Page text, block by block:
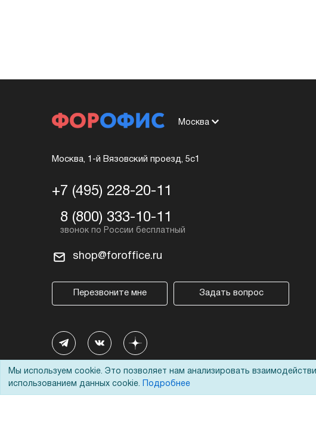
Москва
Москва, 1-й Вязовский проезд, 5с1
+7 (495) 228-20-11
8 (800) 333-10-11
shop@foroffice.ru
Перезвоните мне Задать вопрос
Мы используем cookie. Это позволяет нам анализировать
использованием данных cookie.
Подробнее